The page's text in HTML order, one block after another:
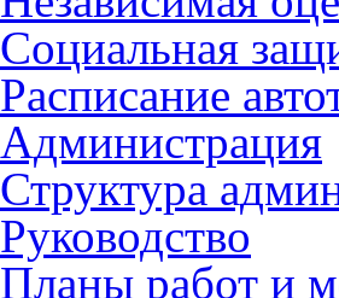
Социальная
Расписание
Администрация
Структура
Руководство
Планы работ и